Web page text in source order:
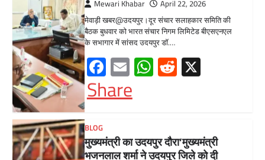
Mewari Khabar August 2, 2026
मेवाड़ी खबर@उदयपुर/जयपुर। मुख्यमंत्री भजनलाल शर्मा
ने कहा कि राज्य सरकार ने राजस्थान के विकास का
रोडमैप बनाया, जिसके तहत पानी,…
Facebook
EmailWhatsApp
Reddit
X
Share
BLOG
मुख्यमंत्री ने उदयपुर में शहरी सेवा शिविर